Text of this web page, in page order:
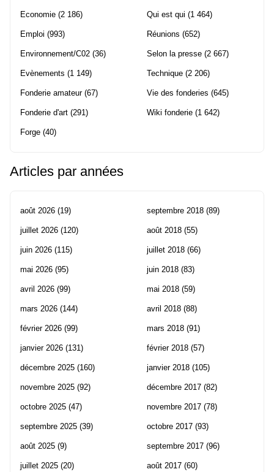
Economie (2 186)
Emploi (993)
Environnement/C02 (36)
Evènements (1 149)
Fonderie amateur(67)
Fonderie d'art (291)
Forge (40)
Qui est qui (1 464)
Réunions (652)
Selon la presse (2 667)
Technique (2 206)
Vie des fonderies (645)
Wiki fonderie (1 642)
Articles par années
août 2026 (19)
juillet 2026 (120)
juin 2026 (115)
mai 2026 (95)
avril 2026 (99)
mars 2026 (144)
février 2026 (99)
janvier 2026 (131)
décembre 2025 (160)
novembre 2025 (92)
octobre 2025 (47)
septembre 2025 (39)
août 2025 (9)
juillet 2025 (20)
septembre 2018 (89)
août 2018 (55)
juillet 2018 (66)
juin 2018 (83)
mai 2018 (59)
avril 2018 (88)
mars 2018 (91)
février 2018 (57)
janvier 2018 (105)
décembre 2017 (82)
novembre 2017 (78)
octobre 2017 (93)
septembre 2017 (96)
août 2017 (60)